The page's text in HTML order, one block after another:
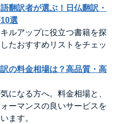
翻訳者が選ぶ！日仏翻訳・
選
ルアップに役立つ書籍を探
たおすすめリストをチェッ
の料金相場は？高品質・高
になる方へ。料金相場と、
ーマンスの良いサービスを
ます。